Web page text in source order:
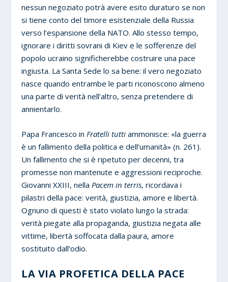
nessun negoziato potrà avere esito duraturo se non
si tiene conto del timore esistenziale della Russia
verso l’espansione della NATO. Allo stesso tempo,
ignorare i diritti sovrani di Kiev e le sofferenze del
popolo ucraino significherebbe costruire una pace
ingiusta. La Santa Sede lo sa bene: il vero negoziato
nasce quando entrambe le parti riconoscono almeno
una parte di verità nell’altro, senza pretendere di
annientarlo.
Papa Francesco in Fratelli tutti ammonisce: «la guerra
è un fallimento della politica e dell’umanità» (n. 261).
Un fallimento che si è ripetuto per decenni, tra
promesse non mantenute e aggressioni reciproche.
Giovanni XXIII, nella Pacem in terris, ricordava i
pilastri della pace: verità, giustizia, amore e libertà.
Ognuno di questi è stato violato lungo la strada:
verità piegate alla propaganda, giustizia negata alle
vittime, libertà soffocata dalla paura, amore
sostituito dall’odio.
LA VIA PROFETICA DELLA PACE